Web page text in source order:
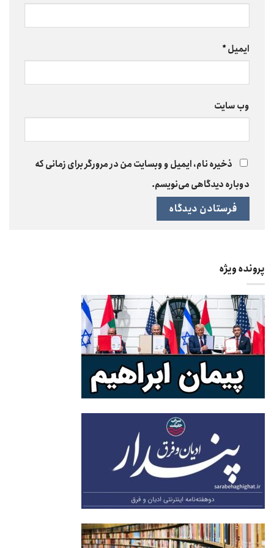
ایمیل*
وب‌ سایت
ذخیره نام، ایمیل و وبسایت من در مرورگر برای زمانی که
دوباره دیدگاهی می‌نویسم.
پرونده ویژه